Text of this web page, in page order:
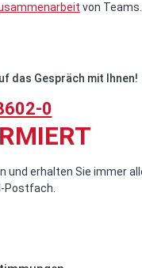
von Teams.
das Gespräch mit Ihnen!
0
und erhalten Sie immer
Postfach.